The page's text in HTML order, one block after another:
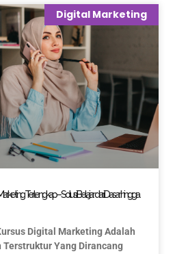
Digital Marketing
Terlengkap – Solusi Belajar dari Dasar hingga
Digital Marketing Adalah
Yang Dirancang